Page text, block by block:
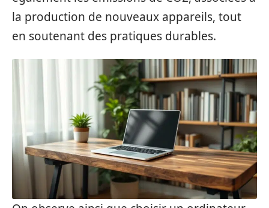
la production de nouveaux appareils, tout
en soutenant des pratiques durables.